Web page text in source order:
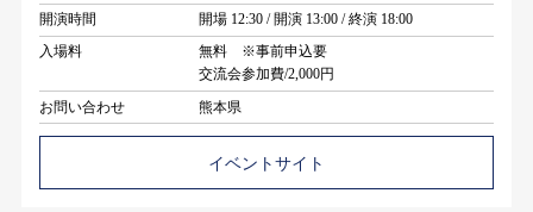
開演時間
開場 12:30 / 開演 13:00 / 終演 18:00
入場料
無料 ※事前申込要
交流会参加費/2,000円
お問い合わせ
熊本県
イベントサイト